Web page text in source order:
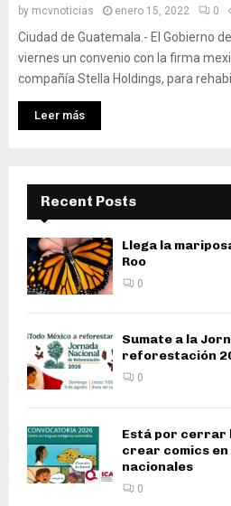
by mcvnoticias enero 15, 2022 0
Ciudad de Guatemala.- El Gobierno
viernes un convenio con la firma
compañía Stella Holdings, para
Leer más
Recent Posts
Llega la
Roo
0
Sumate a la
reforestación
0
Está por cerrar
crear comics en
nacionales
0